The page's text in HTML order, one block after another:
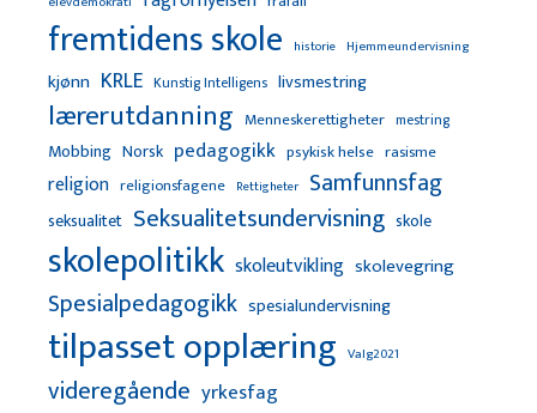
fremtidens skole historie Hjemmeundervisning
kjønn KRLE Kunstig Intelligens livsmestring
lærerutdanning Menneskerettigheter mestring
Mobbing Norsk pedagogikk psykisk helse rasisme
religion religionsfagene Rettigheter Samfunnsfag
seksualitet Seksualitetsundervisning skole
skolepolitikk skoleutvikling skolevegring
Spesialpedagogikk spesialundervisning
tilpasset opplæring Valg2021
videregående yrkesfag